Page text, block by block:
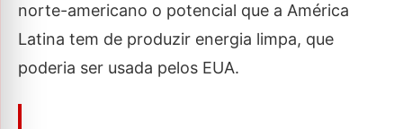
norte-americano o potencial que a América
Latina tem de produzir energia limpa, que
poderia ser usada pelos EUA.